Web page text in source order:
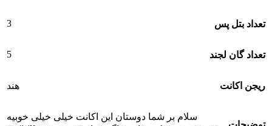
تعداد بتل پس 3
تعداد گان لجند 5
ریجن اکانت هند
سلام بر شما دوستان این اکانت خیلی خیلی خوبیه